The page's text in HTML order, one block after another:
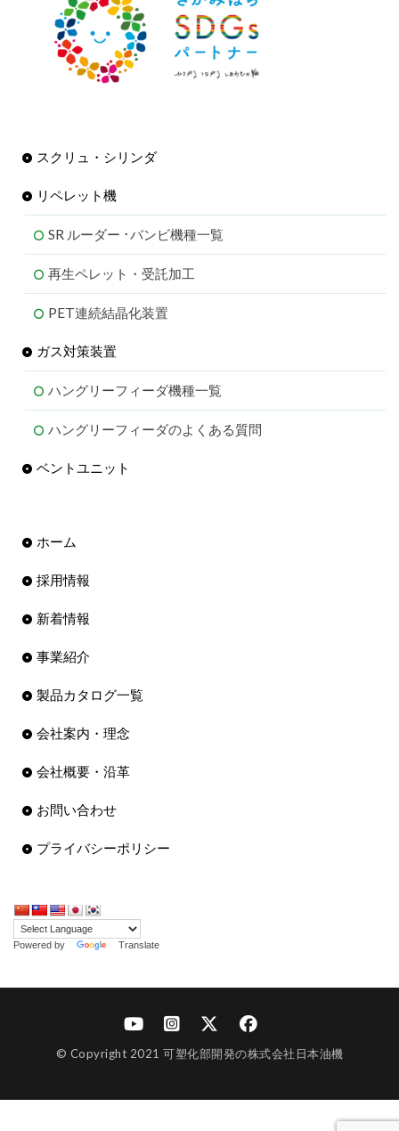
スクリュ・シリンダ
リペレット機
SR ルーダー ･バンビ機種一覧
再生ペレット・受託加工
PET連続結晶化装置
ガス対策装置
ハングリーフィーダ機種一覧
ハングリーフィーダのよくある質問
ベントユニット
ホーム
採用情報
新着情報
事業紹介
製品カタログ一覧
会社案内・理念
会社概要・沿革
お問い合わせ
プライバシーポリシー
Powered by Translate
© Copyright 2021 可塑化部開発の株式会社日本油機